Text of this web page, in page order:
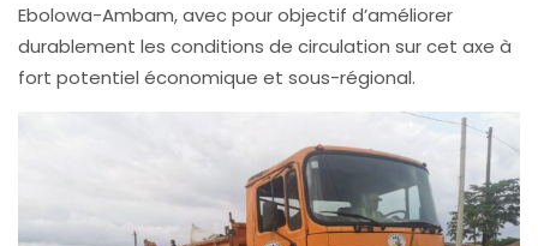
Ebolowa-Ambam, avec pour objectif d’améliorer
durablement les conditions de circulation sur cet axe à
fort potentiel économique et sous-régional.